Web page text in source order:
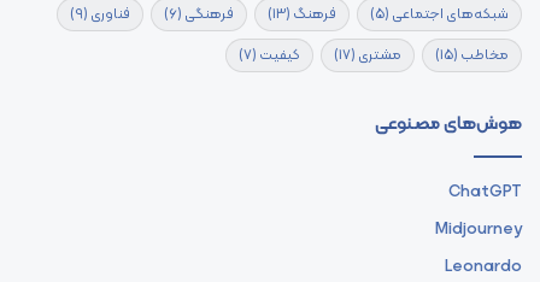
شبکه‌های اجتماعی (5) فرهنگ (13) فرهنگی (6) فناوری (9)
مخاطب (15) مشتری (17) کیفیت (7)
هوش‌های مصنوعی
ChatGPT
Midjourney
Leonardo